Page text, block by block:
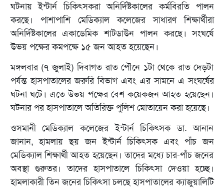
ঘটনায় ইন্টার্ন চিকিৎসকরা অনির্দিষ্টকালের কর্মবিরতি পালন
করছে। পাশাপাশি মেডিক্যাল কলেজের সাধারণ শিক্ষার্থীরা
অনির্দিষ্টকালের একাডেমিক শাটডাউন পালন করছে। সংঘর্ষে
উভয় পক্ষের কমপক্ষে ১৫ জন আহত হয়েছেন।
মঙ্গলবার (৭ জুলাই) দিবাগত রাত পৌনে ১টা থেকে রাত দেড়টা
পর্যন্ত হাসপাতালের জরুরি বিভাগ এবং এর সামনে এ সংঘর্ষের
ঘটনা ঘটে। এতে উভয় পক্ষের বেশ কয়েকজন আহত হয়েছেন।
ঘটনার পর হাসপাতালে অতিরিক্ত পুলিশ মোতায়েন করা হয়েছে।
ওসমানী মেডিক্যাল কলেজের ইন্টার্ন চিকিৎসক ডা. আনান
জানান, হামলায় ছয় জন ইন্টার্ন চিকিৎসক এবং পাঁচ জন
মেডিক্যাল শিক্ষার্থী আহত হয়েছেন। তাদের মধ্যে চার-পাঁচ জনের
অবস্থা গুরুতর। তাদের হাসপাতালে চিকিৎসা দেওয়া হচ্ছে।
হামলাকারী তিন জনের চিকিৎসা চলছে হাসপাতালের ক্যাজুয়ালিটি